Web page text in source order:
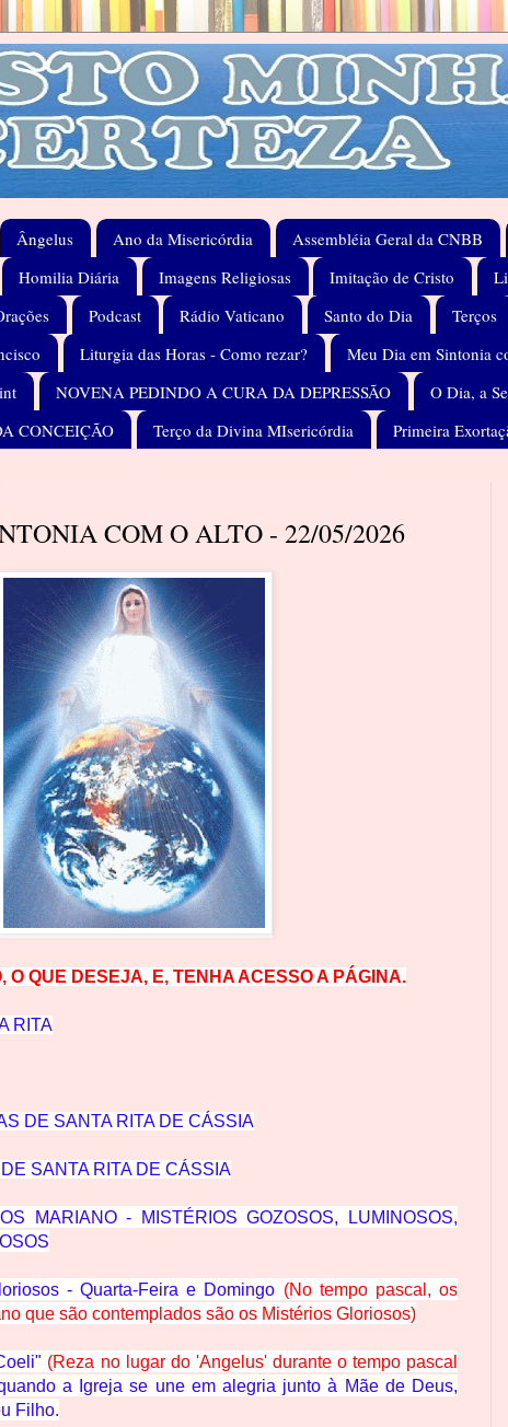
Ângelus Ano da Misericórdia Assembléia Geral da CNBB
Homilia Diária Imagens Religiosas Imitação de Cristo
Podcast Rádio Vaticano Santo do Dia
Terços
Liturgia das Horas - Como rezar?
Meu Dia em Sintonia
NOVENA PEDINDO A CURA DA DEPRESSÃO
O Dia, a
CONCEIÇÃO
Terço da Divina MIsericórdia Primeira
COM O ALTO - 22/05/2026
O QUE DESEJA, E, TENHA ACESSO A PÁGINA.
RITA
DE SANTA RITA DE CÁSSIA
SANTA RITA DE CÁSSIA
MARIANO - MISTÉRIOS GOZOSOS, LUMINOSOS,
- Quarta-Feira e Domingo (No tempo pascal, os
que são contemplados são os Mistérios Gloriosos)
(Reza no lugar do 'Angelus' durante o tempo pascal
a Igreja se une em alegria junto à Mãe de Deus,
Filho.